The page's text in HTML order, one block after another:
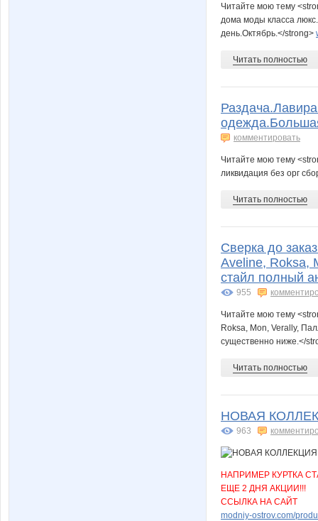
Читайте мою тему
дома моды класса
день.Октябрь.</strong>
Читать полностью
комментировать
Читайте мою тему
ликвидация без орг
Читать полностью
Сверка до
Aveline, Roksa,
стайл полный
955
Читайте мою тему
Roksa, Mon, Verally,
существенно ниже.</
Читать полностью
НОВАЯ
963
НАПРИМЕР КУРТКА
ЕЩЕ 2 ДНЯ АКЦИИ!!!
ССЫЛКА НА САЙТ
modniy-ostrov.com/